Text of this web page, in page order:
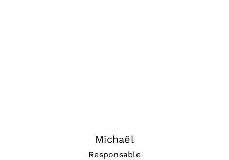
Michaël
Responsable